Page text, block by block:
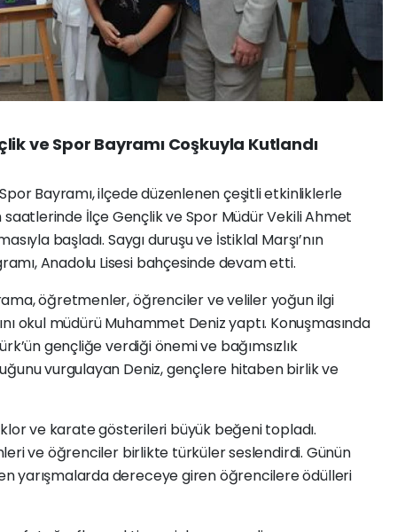
ve Spor Bayramı Coşkuyla Kutlandı
Bayramı, ilçede düzenlenen çeşitli etkinliklerle
İlçe Gençlik ve Spor Müdür Vekili Ahmet
başladı. Saygı duruşu ve İstiklal Marşı’nın
Anadolu Lisesi bahçesinde devam etti.
öğretmenler, öğrenciler ve veliler yoğun ilgi
okul müdürü Muhammet Deniz yaptı. Konuşmasında
gençliğe verdiği önemi ve bağımsızlık
vurgulayan Deniz, gençlere hitaben birlik ve
ve karate gösterileri büyük beğeni topladı.
ve öğrenciler birlikte türküler seslendirdi. Günün
yarışmalarda dereceye giren öğrencilere ödülleri